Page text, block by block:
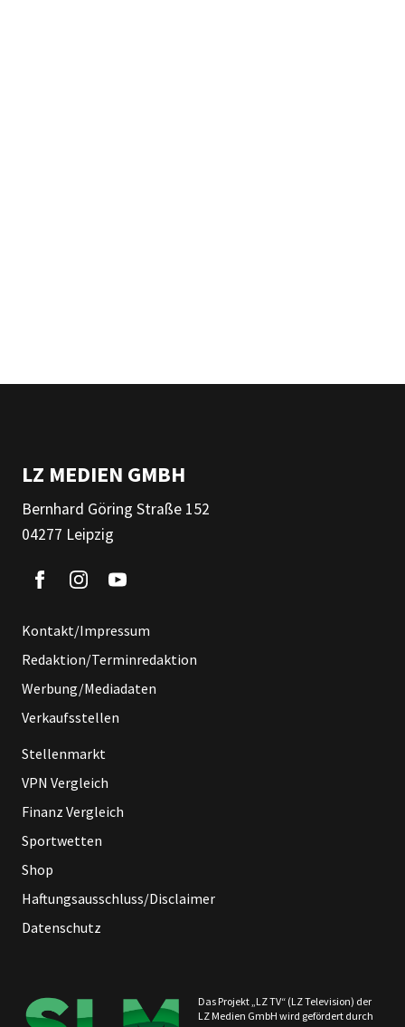
LZ MEDIEN GMBH
Bernhard Göring Straße 152
04277 Leipzig
Kontakt/Impressum
Redaktion/Terminredaktion
Werbung/Mediadaten
Verkaufsstellen
Stellenmarkt
VPN Vergleich
Finanz Vergleich
Sportwetten
Shop
Haftungsausschluss/Disclaimer
Datenschutz
Das Projekt „LZ TV“ (LZ Television) der
LZ Medien GmbH wird gefördert durch